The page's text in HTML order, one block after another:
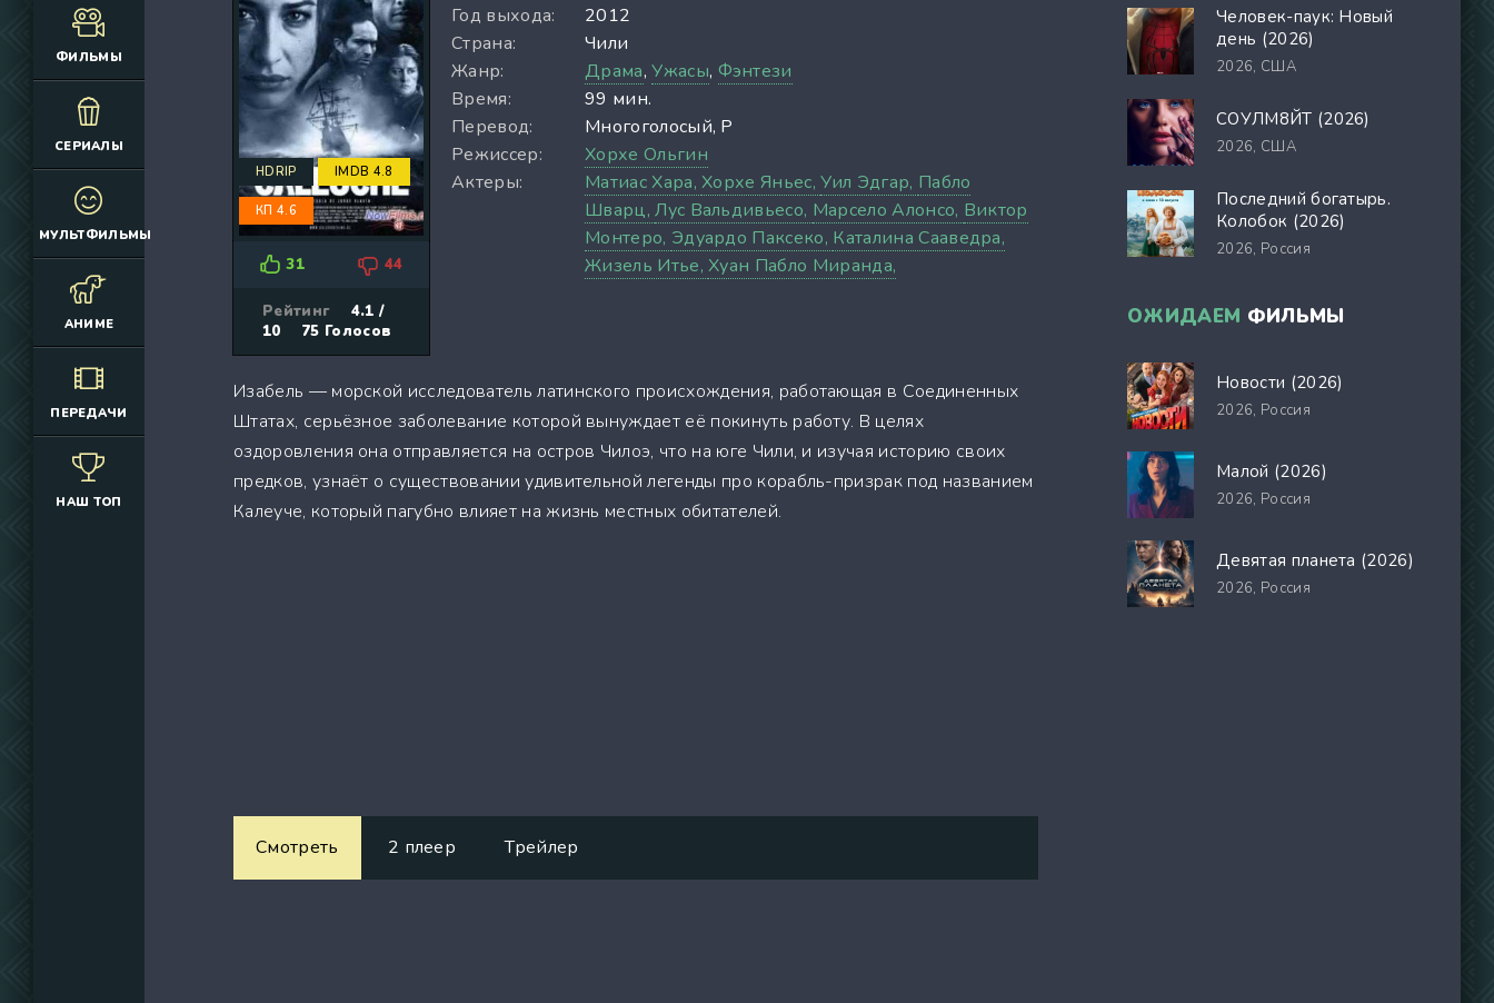
ФИЛЬМЫ
(12925)
(4392)
(6692)
(2645)
(2752)
(2164)
(10686)
(7063)
(3006)
(308)
(4415)
(3222)
(3576)
(576)
(34291)
СЕРИАЛЫ
(3076)
(2166)
(660)
(1830)
(324)
(884)
(12174)
(335)
МУЛЬТФИЛЬМЫ
АНИМЕ
ПЕРЕДАЧИ
НАШ ТОП
HDRIP IMDB 4.8
КП 4.6
31 44
Рейтинг
4.1 /
10
75 Голосов
Год выхода:
2012
Страна:
Чили
Жанр:
Драма,Ужасы, Фэнтези
Время:
99 мин.
Перевод:
Многоголосый, P
Режиссер:
Хорхе Ольгин
Актеры:
Матиас Хара,Хорхе Яньес,Уил Эдгар, Пабло
Шварц,Лус Вальдивьесо, Марсело Алонсо, Виктор
Монтеро, Эдуардо Паксеко, Каталина Сааведра,
Жизель Итье,Хуан Пабло Миранда,
Изабель — морской исследователь латинского происхождения, работающая в Соединенных
Штатах, серьёзное заболевание которой вынуждает её покинуть работу. В целях
оздоровления она отправляется на остров Чилоэ, что на юге Чили, и изучая историю своих
предков, узнаёт о существовании удивительной легенды про корабль-призрак под названием
Калеуче, который пагубно влияет на жизнь местных обитателей.
Смотреть 2 плеер Трейлер
Человек-паук: Новый
день (2026)
2026, США
СОУЛМ8ЙТ (2026)
2026, США
Последний богатырь.
Колобок (2026)
2026, Россия
ОЖИДАЕМ ФИЛЬМЫ
Новости (2026)
2026, Россия
Малой (2026)
2026, Россия
Девятая планета (2026)
2026, Россия